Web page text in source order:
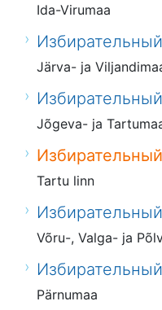
Ida-Virumaa
Järva- ja
Jõgeva- ja
Tartu linn
Võru-, Valga- ja
Pärnumaa